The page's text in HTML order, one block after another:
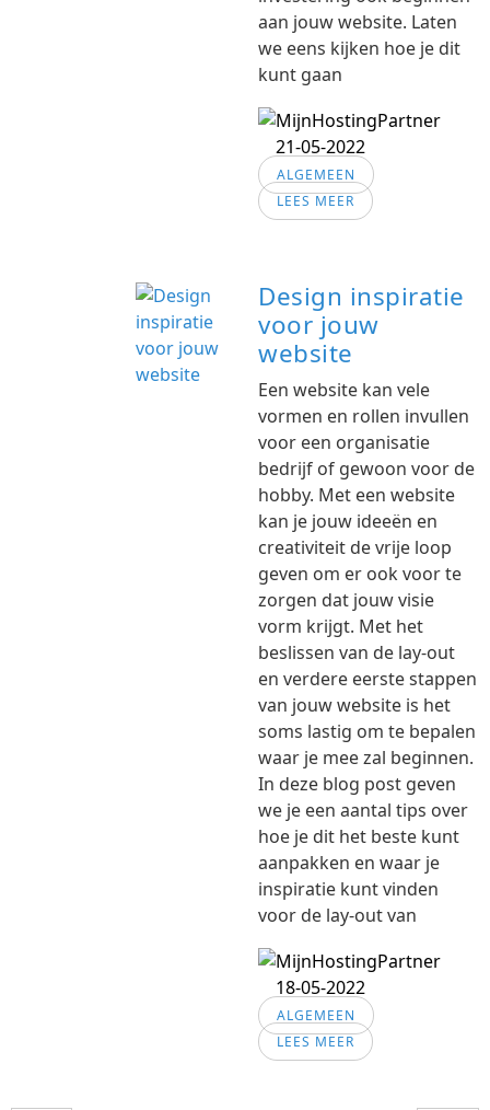
aan jouw website. Laten
we eens kijken hoe je dit
kunt gaan
21-05-2022
ALGEMEEN
LEES MEER
Design inspiratie
voor jouw
website
Een website kan vele
vormen en rollen invullen
voor een organisatie
bedrijf of gewoon voor de
hobby. Met een website
kan je jouw ideeën en
creativiteit de vrije loop
geven om er ook voor te
zorgen dat jouw visie
vorm krijgt. Met het
beslissen van de lay-out
en verdere eerste stappen
van jouw website is het
soms lastig om te bepalen
waar je mee zal beginnen.
In deze blog post geven
we je een aantal tips over
hoe je dit het beste kunt
aanpakken en waar je
inspiratie kunt vinden
voor de lay-out van
18-05-2022
ALGEMEEN
LEES MEER